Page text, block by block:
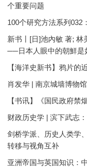
个重要问题
100个研究方法系列032
新书丨[日]池內敏 著; 林
──日本人眼中的朝鮮是
【海洋史新书】鸦片的
肖发华 | 南京城墙博物
【书讯】《国民政府禁
财政历史学 | 滨下武志
剑桥学派、历史人类学
转移与视角互补
亚洲帝国与英国知识：